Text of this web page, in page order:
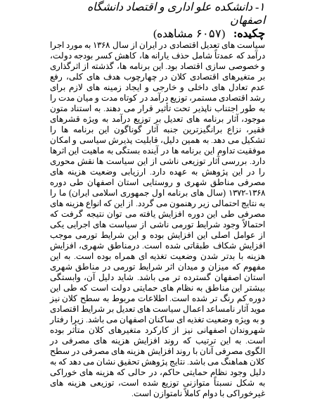
۱- دانشکده علو اداری و اقتصاد دانشگاه
اصفهان
چکیده:
(۶۰۵۷ مشاهده)
سیاست های تعدیل اقتصادی در ایران از سال ۱۳۶۸ به مورد اجرا
درآمد که عمدتاً شامل حذف یارانه ها، کاهش کسر بودجه دولت،
و خصوصی سازی اقتصاد بود. این برنامه ها، گذشته از اثرگذاری
بر متغیرهای اقتصادی کلان در چهارچوب هدف های کلی، رفع
عدم تعادل های داخلی و خارجی و ایجاد زمینه های لازم برای
رشد اقتصادی مستمر، توزیع درآمد در کوتاه مدت و میان مدت را
به طور اجتناب ناپذیر تحت تأثیر قرار می دهند. به استناد متون
موجود، آثار برنامه های تعدیل بر توزیع درآمد به ویژه قشرهای
فقیر، نزاع برانگیزترین جنبه آثار گوناگون این برنامه ها را
تشکیل می دهد. به همین دلیل، قابلیت پذیرش سیاسی و امکان
موفقیت تداوم این برنامه ها در آینده بستگی به ماهیت این اثرها
دارد. بررسی آثار توزیعی ناشی از این سیاست ها نقش محوری
را در این پژوهش به عهده دارد. ارزیابی وضعیت هزینه های
مصرفی مناطق شهری و روستایی استان اصفهان طی دوره
۱۳۶۸-۱۳۷۲ (سال های برنامه اول جمهوری اسلامی ایران) ما را
به نتایج احتمالی زیر رهنمون می گردد. از این که انواع هزینه های
مصرفی طی این دوره افزایش یافته می توان نتیجه گرفت که
احتمالاً وجود شرایط تورمی ناشی از سیاست های اجرایی یکی
از عوامل اصلی این افزایش بوده و این شرایط تورمی موجب
افزایش شکاف طبقاتی شده است. درمناطق شهری، افزایش
هزینه با بدتر شدن وضعیت تغذیه ای همراه بوده است. به این
مفهوم که میزان و میدان اثر شرایط تورمی در مناطق شهری
استان اصفهان گسترده تر می باشد. شاید دلیل آن، وابستگی
بیشتر این مناطق به نظام های حمایتی دولت است که طی این
دوره کم رنگ تر شده است. اطلاعات مربوط به سطح کلان نیز
موید آثار نامساعد اعمال سیاست های تعدیل بر شرایط اقتصادی
و به ویژه وضعیت تغذیه ای ساکنان اصفهان می باشد. زیرا رفتار
شهروندان اصفهانی نیز از کارکرد متغیرهای کلان متأثر بوده
است. به این ترتیب که روند افزایش هزینه های مصرفی در
الگوی مصرفی آنان با روند افزایش هزینه های مصرفی در سطح
کلان هماهنگ می باشد. نتایج پژوهش تحقیق نشان می دهد که به
دلیل وجود نظام حمایتی حاکم، در حالی که هزینه های خوراکی
به شکل نسبتاً متوازنی توزیع شده است، توزیعی هزینه های
غیرخوراکی با دوام کاملاً نامتوازن است.